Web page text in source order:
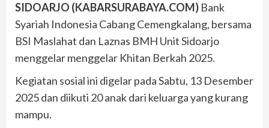
SIDOARJO (KABARSURABAYA.COM) Bank
Syariah Indonesia Cabang Cemengkalang, bersama
BSI Maslahat dan Laznas BMH Unit Sidoarjo
menggelar menggelar Khitan Berkah 2025.
Kegiatan sosial ini digelar pada Sabtu, 13 Desember
2025 dan diikuti 20 anak dari keluarga yang kurang
mampu.